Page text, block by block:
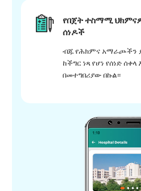
የበጀት ተስማሚ
ሰነዶች
ብጁ የሕክምና አማራጮችን
ከችግር ነጻ የሆነ የሰነድ
በመተግበሪያው በኩል።